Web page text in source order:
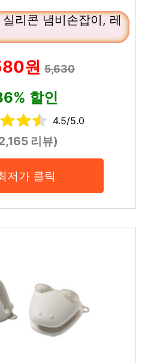
리콘 냄비손잡이, 레
원 5,630
할인
4.5/5.0
리뷰)
저가 클릭